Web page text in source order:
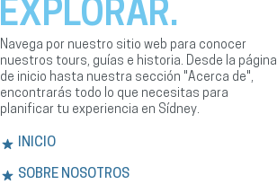
EXPLORAR.
Navega por nuestro sitio web para conocer
nuestros tours, guías e historia. Desde la página
de inicio hasta nuestra sección "Acerca de",
encontrarás todo lo que necesitas para
planificar tu experiencia en Sídney.
INICIO
SOBRE NOSOTROS